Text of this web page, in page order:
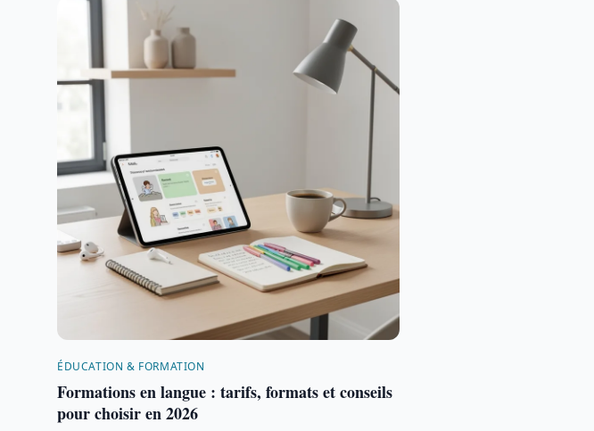
ÉDUCATION & FORMATION
Formations en langue : tarifs, formats et conseils
pour choisir en 2026